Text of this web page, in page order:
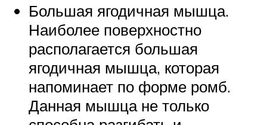
Большая ягодичная мышца.
Наиболее поверхностно
располагается большая
ягодичная мышца, которая
напоминает по форме ромб.
Данная мышца не только